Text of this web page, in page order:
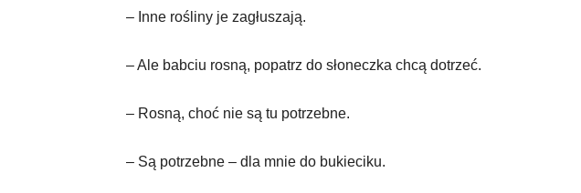
– Inne rośliny je zagłuszają.
– Ale babciu rosną, popatrz do słoneczka chcą dotrzeć.
– Rosną, choć nie są tu potrzebne.
– Są potrzebne – dla mnie do bukieciku.